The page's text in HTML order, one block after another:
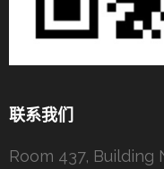
联系我们
Room 437, Building